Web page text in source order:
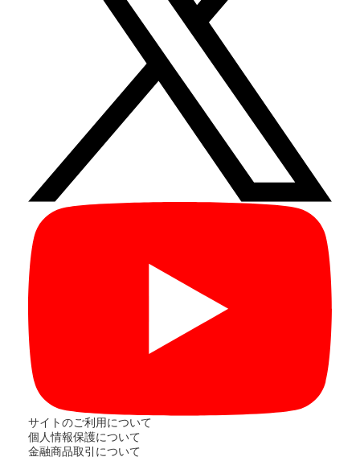
サイトのご利用について
個人情報保護について
金融商品取引について